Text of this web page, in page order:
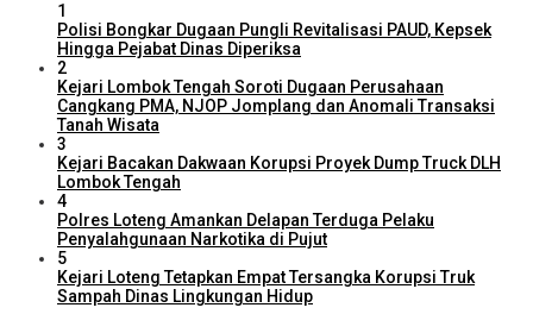
1
Polisi Bongkar Dugaan Pungli Revitalisasi PAUD, Kepsek
Hingga Pejabat Dinas Diperiksa
2
Kejari Lombok Tengah Soroti Dugaan Perusahaan
Cangkang PMA, NJOP Jomplang dan Anomali Transaksi
Tanah Wisata
3
Kejari Bacakan Dakwaan Korupsi Proyek Dump Truck DLH
Lombok Tengah
4
Polres Loteng Amankan Delapan Terduga Pelaku
Penyalahgunaan Narkotika di Pujut
5
Kejari Loteng Tetapkan Empat Tersangka Korupsi Truk
Sampah Dinas Lingkungan Hidup